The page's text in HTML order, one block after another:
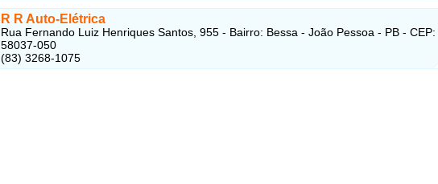
R R Auto-Elétrica
Rua Fernando Luiz Henriques Santos, 955 - Bairro: Bessa - João Pessoa - PB - CEP:
58037-050
(83) 3268-1075